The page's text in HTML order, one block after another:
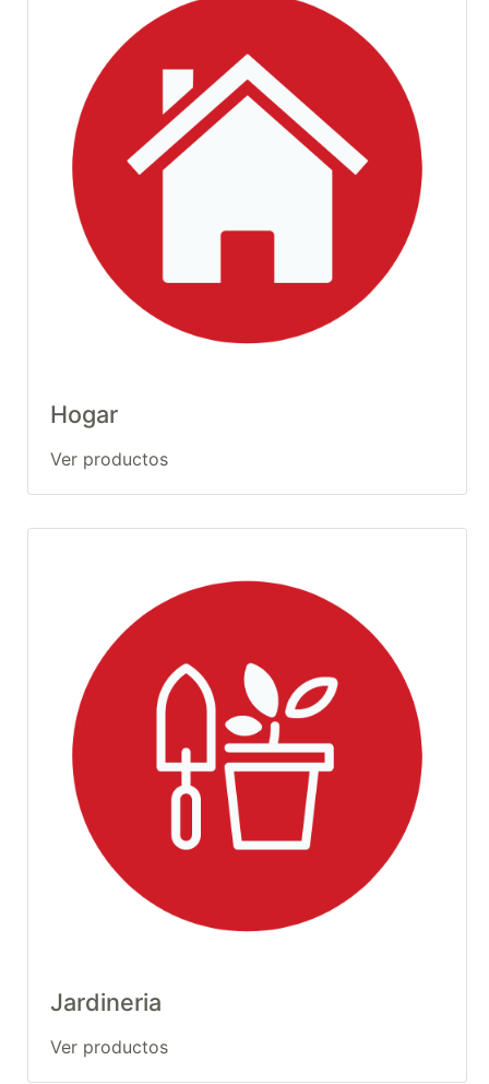
Hogar
Ver productos
Jardineria
Ver productos